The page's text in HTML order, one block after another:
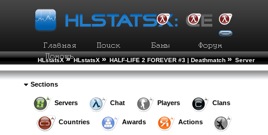
HLstatsX » HLstatsX » HALF-LIFE 2 FOREVER #3 | Deathmatch » Server
Sections
Servers Chat Players Clans
Countries Awards Actions